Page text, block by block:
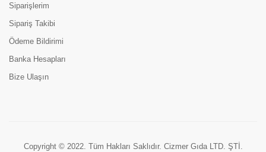
Siparişlerim
Sipariş Takibi
Ödeme Bildirimi
Banka Hesapları
Bize Ulaşın
Copyright © 2022. Tüm Hakları Saklıdır. Cizmer Gıda LTD. ŞTİ.